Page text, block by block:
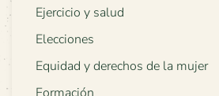
Ejercicio y salud
Elecciones
Equidad y derechos de la mujer